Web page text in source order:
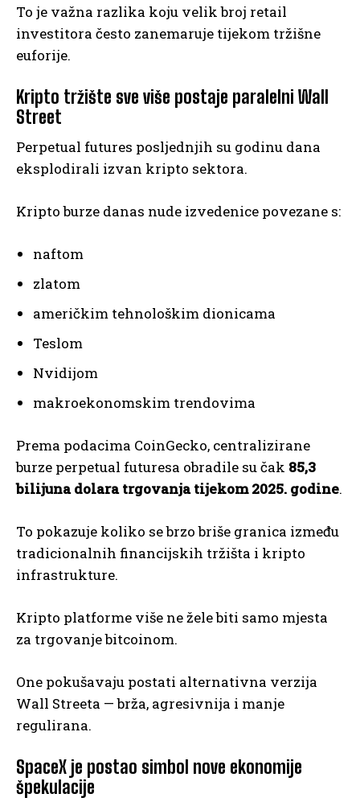
To je važna razlika koju velik broj retail
investitora često zanemaruje tijekom tržišne
euforije.
Kripto tržište sve više postaje paralelni Wall
Street
Perpetual futures posljednjih su godinu dana
eksplodirali izvan kripto sektora.
Kripto burze danas nude izvedenice povezane s:
naftom
zlatom
američkim tehnološkim dionicama
Teslom
Nvidijom
makroekonomskim trendovima
Prema podacima CoinGecko, centralizirane
burze perpetual futuresa obradile su čak 85,3
bilijuna dolara trgovanja tijekom 2025. godine.
To pokazuje koliko se brzo briše granica između
tradicionalnih financijskih tržišta i kripto
infrastrukture.
Kripto platforme više ne žele biti samo mjesta
za trgovanje bitcoinom.
One pokušavaju postati alternativna verzija
Wall Streeta — brža, agresivnija i manje
regulirana.
SpaceX je postao simbol nove ekonomije
špekulacije